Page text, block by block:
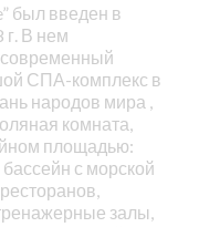
был введен в
г. В нем
СПА-комплекс в
народов мира ,
комната,
площадью:
с морской
залы,